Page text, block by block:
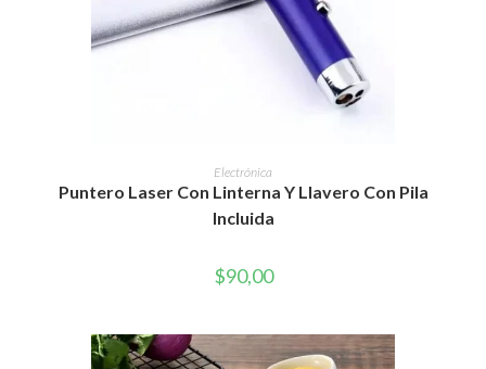
AÑADIR AL CARRITO
Electrónica
Puntero Laser Con Linterna Y Llavero Con Pila
Incluida
$90,00